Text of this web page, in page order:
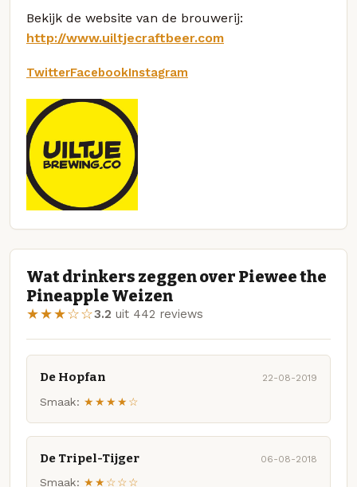
Bekijk de website van de brouwerij:
http://www.uiltjecraftbeer.com
TwitterFacebookInstagram
Wat drinkers zeggen over Piewee the
Pineapple Weizen
★★★☆☆3.2 uit 442 reviews
De Hopfan 22-08-2019
Smaak: ★★★★☆
De Tripel-Tijger 06-08-2018
Smaak: ★★☆☆☆